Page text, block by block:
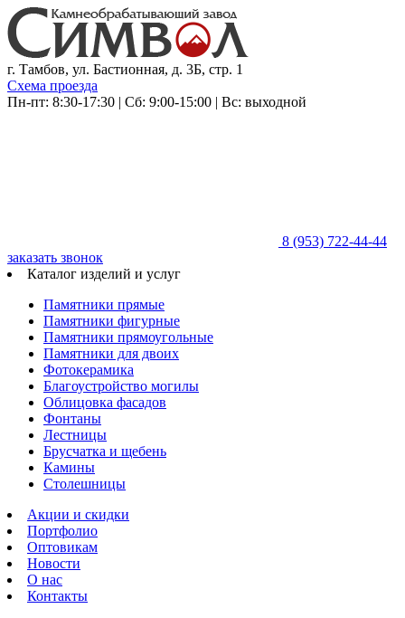
г. Тамбов, ул. Бастионная, д. 3Б, стр. 1
Схема проезда
Пн-пт: 8:30-17:30 | Сб: 9:00-15:00 | Вс: выходной
8 (953) 722-44-44
заказать звонок
Каталог изделий и услуг
Памятники прямые
Памятники фигурные
Памятники прямоугольные
Памятники для двоих
Фотокерамика
Благоустройство могилы
Облицовка фасадов
Фонтаны
Лестницы
Брусчатка и щебень
Камины
Столешницы
Акции и скидки
Портфолио
Оптовикам
Новости
О нас
Контакты